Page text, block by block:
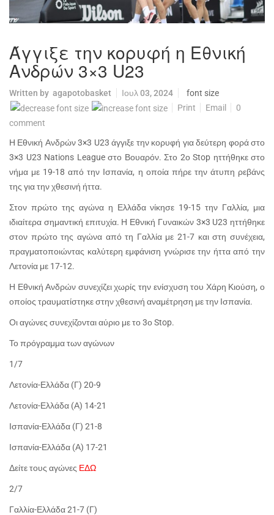
Άγγιξε την κορυφή η Εθνική
Ανδρών 3×3 U23
Written by agapotobasket Ιουλ 03, 2024
font size
Print
Email
0
comment
Η Εθνική Ανδρών 3×3 U23 άγγιξε την κορυφή για δεύτερη φορά στο
3×3 U23 Nations League στο Βουαρόν. Στο 2ο Stop ηττήθηκε στο
νήμα με 19-18 από την Ισπανία, η οποία πήρε την άτυπη ρεβάνς
της για την χθεσινή ήττα.
Στον πρώτο της αγώνα η Ελλάδα νίκησε 19-15 την Γαλλία, μια
ιδιαίτερα σημαντική επιτυχία. Η Εθνική Γυναικών 3×3 U23 ηττήθηκε
στον πρώτο της αγώνα από τη Γαλλία με 21-7 και στη συνέχεια,
πραγματοποιώντας καλύτερη εμφάνιση γνώρισε την ήττα από την
Λετονία με 17-12.
Η Εθνική Ανδρών συνεχίζει χωρίς την ενίσχυση του Χάρη Κιούση, ο
οποίος τραυματίστηκε στην χθεσινή αναμέτρηση με την Ισπανία.
Οι αγώνες συνεχίζονται αύριο με το 3ο Stop.
Το πρόγραμμα των αγώνων
1/7
Λετονία-Ελλάδα (Γ) 20-9
Λετονία-Ελλάδα (Α) 14-21
Ισπανία-Ελλάδα (Γ) 21-8
Ισπανία-Ελλάδα (Α) 17-21
Δείτε τους αγώνες ΕΔΩ
2/7
Γαλλία-Ελλάδα 21-7 (Γ)